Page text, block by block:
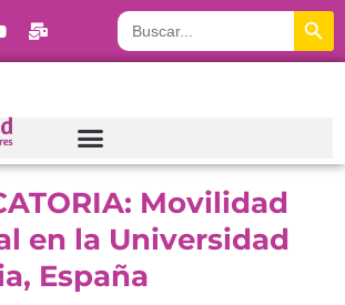
Buscar:
Movilidad
en la Universidad
España